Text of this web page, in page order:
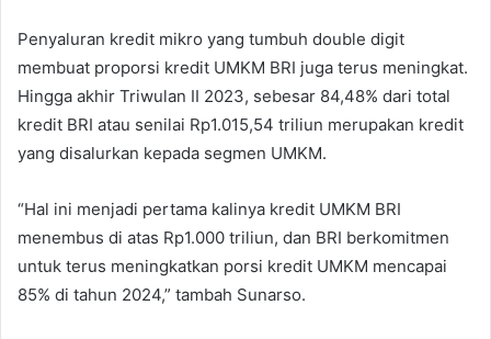
Penyaluran kredit mikro yang tumbuh double digit
membuat proporsi kredit UMKM BRI juga terus meningkat.
Hingga akhir Triwulan II 2023, sebesar 84,48% dari total
kredit BRI atau senilai Rp1.015,54 triliun merupakan kredit
yang disalurkan kepada segmen UMKM.
“Hal ini menjadi pertama kalinya kredit UMKM BRI
menembus di atas Rp1.000 triliun, dan BRI berkomitmen
untuk terus meningkatkan porsi kredit UMKM mencapai
85% di tahun 2024,” tambah Sunarso.